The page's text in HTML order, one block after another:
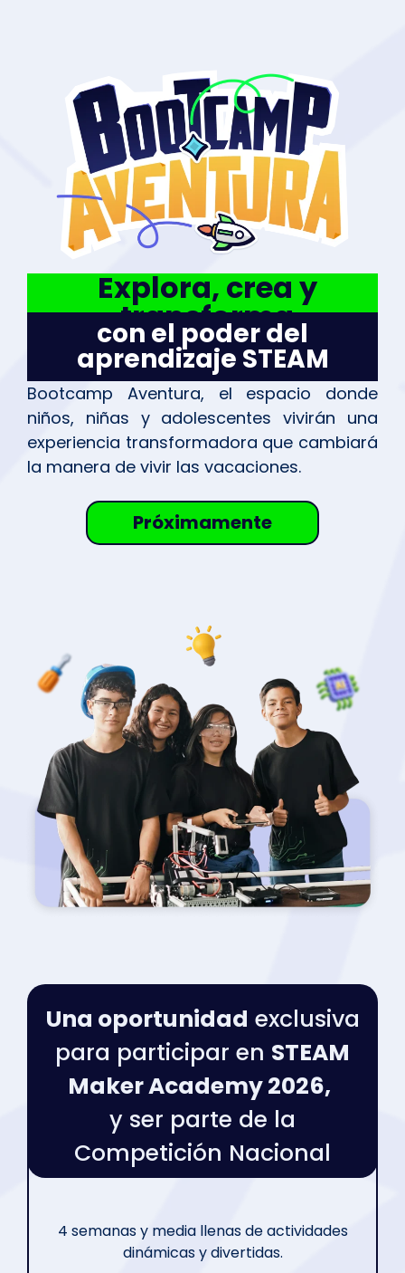
Explora, crea y
transforma
con el poder del
aprendizaje STEAM
Bootcamp Aventura, el espacio donde
niños, niñas y adolescentes vivirán una
experiencia transformadora que cambiará
la manera de vivir las vacaciones.
Próximamente
Una oportunidad exclusiva
para participar en STEAM
Maker Academy 2026,
y ser parte de la
Competición Nacional
4 semanas y media llenas de actividades
dinámicas y divertidas.